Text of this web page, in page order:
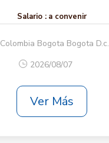
Salario : a convenir
Colombia Bogota Bogota D.c.
2026/08/07
Ver Más